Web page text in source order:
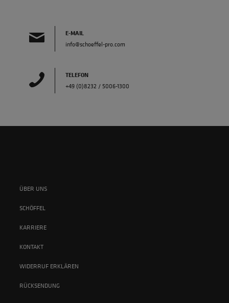
E-MAIL
info@schoeffel-pro.com
TELEFON
+49 (0)8232 / 5006-1300
ÜBER UNS
SCHÖFFEL
KARRIERE
KONTAKT
WIDERRUF ERKLÄREN
RÜCKSENDUNG